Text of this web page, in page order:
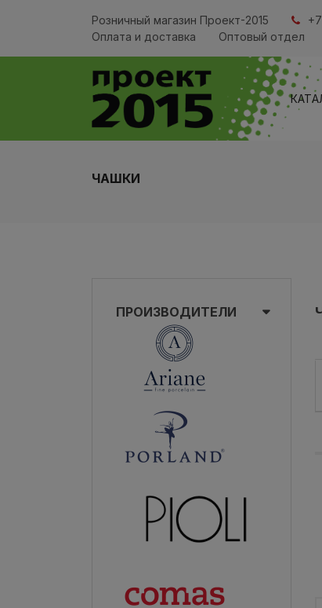
Розничный магазин Проект-2015
Оплата и доставка
Оптовый отдел
ЧАШКИ
ПРОИЗВОДИТЕЛИ